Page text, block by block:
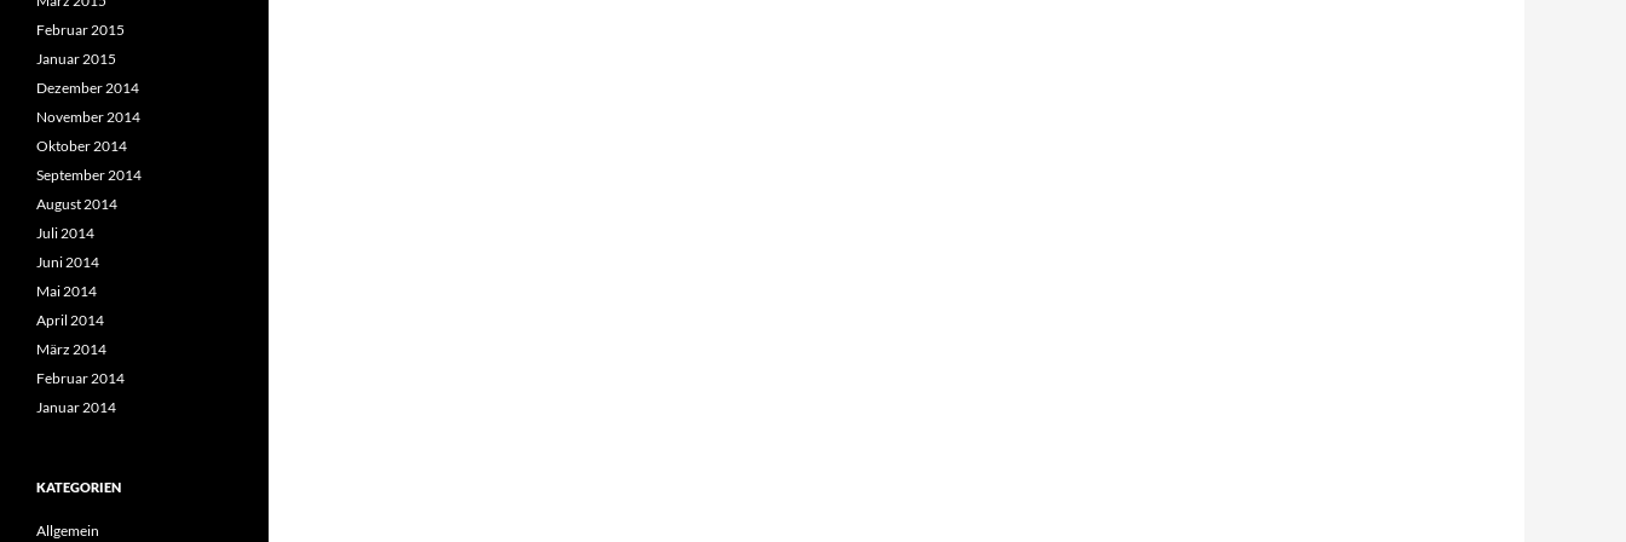
Februar 2015
Januar 2015
Dezember 2014
November 2014
Oktober 2014
September 2014
August 2014
Juli 2014
Juni 2014
Mai 2014
April 2014
März 2014
Februar 2014
Januar 2014
KATEGORIEN
Allgemein